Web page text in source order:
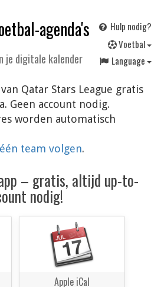
agenda's
je digitale kalender
Hulp nodig?
Voetbal
Language
Qatar Stars League gratis
Geen account nodig.
worden automatisch
team volgen.
– gratis, altijd up-to-
nodig!
Apple iCal